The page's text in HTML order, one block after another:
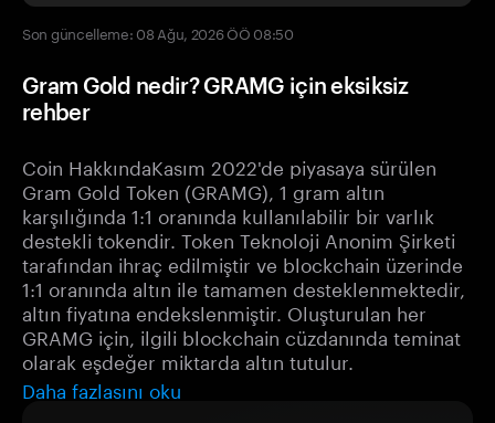
Son güncelleme: 08 Ağu, 2026 ÖÖ 08:50
Gram Gold nedir? GRAMG için eksiksiz
rehber
Coin HakkındaKasım 2022'de piyasaya sürülen
Gram Gold Token (GRAMG), 1 gram altın
karşılığında 1:1 oranında kullanılabilir bir varlık
destekli tokendir. Token Teknoloji Anonim Şirketi
tarafından ihraç edilmiştir ve blockchain üzerinde
1:1 oranında altın ile tamamen desteklenmektedir,
altın fiyatına endekslenmiştir. Oluşturulan her
GRAMG için, ilgili blockchain cüzdanında teminat
olarak eşdeğer miktarda altın tutulur.
Daha fazlasını oku